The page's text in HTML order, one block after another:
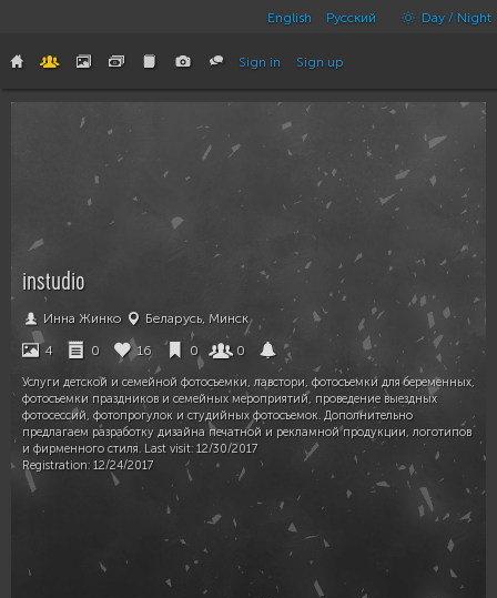
English Русский Day / Night
Sign in Sign up
instudio
Инна Жинко Беларусь, Минск
4 0 16 0 0
Услуги детской и семейной фотосъемки, лавстори, фотосъемки для беременных,
фотосъемки праздников и семейных мероприятий, проведение выездных
фотосессий, фотопрогулок и студийных фотосъемок. Дополнительно
предлагаем разработку дизайна печатной и рекламной продукции, логотипов
и фирменного стиля. Last visit: 12/30/2017
Registration: 12/24/2017